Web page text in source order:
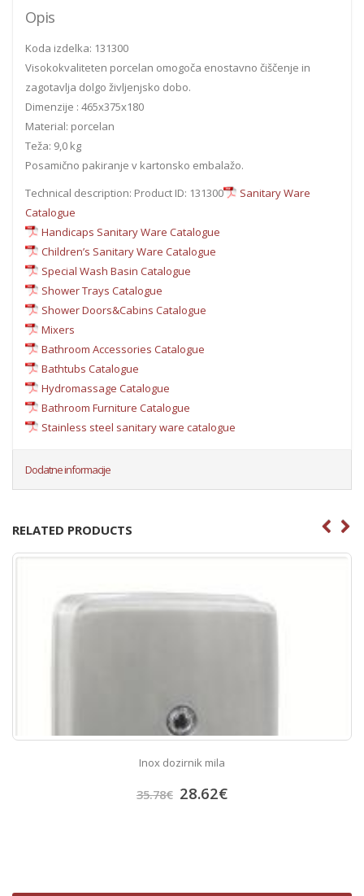
Opis
Koda izdelka: 131300
Visokokvaliteten porcelan omogoča enostavno čiščenje in
zagotavlja dolgo življenjsko dobo.
Dimenzije : 465x375x180
Material: porcelan
Teža: 9,0 kg
Posamično pakiranje v kartonsko embalažo.
Technical description: Product ID: 131300
Sanitary Ware
Catalogue
Handicaps Sanitary Ware Catalogue
Children’s Sanitary Ware Catalogue
Special Wash Basin Catalogue
Shower Trays Catalogue
Shower Doors&Cabins Catalogue
Mixers
Bathroom Accessories Catalogue
Bathtubs Catalogue
Hydromassage Catalogue
Bathroom Furniture Catalogue
Stainless steel sanitary ware catalogue
Dodatne informacije
RELATED PRODUCTS
Inox dozirnik mila
35.78€ 28.62€